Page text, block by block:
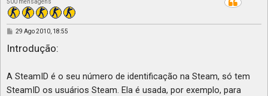
500 mensagens
M
n
s
e
m
29 Ago 2010, 18:55
Introdução:
A SteamID é o seu número de identificação na Steam, só tem
SteamID os usuários Steam. Ela é usada, por exemplo, para